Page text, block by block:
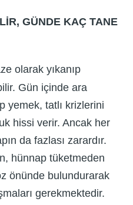
GÜNDE KAÇ TANE
olarak yıkanıp
Gün içinde ara
yemek, tatlı krizlerini
hissi verir. Ancak her
da fazlası zarardır.
hünnap tüketmeden
önünde bulundurarak
gerekmektedir.